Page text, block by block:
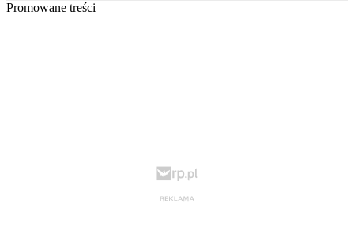
Promowane treści